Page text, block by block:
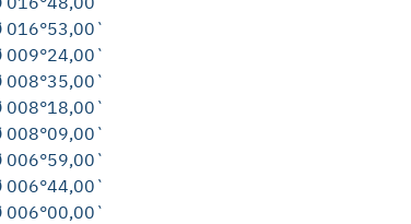
016°53,00`
009°24,00`
008°35,00`
008°18,00`
008°09,00`
006°59,00`
006°44,00`
006°00,00`